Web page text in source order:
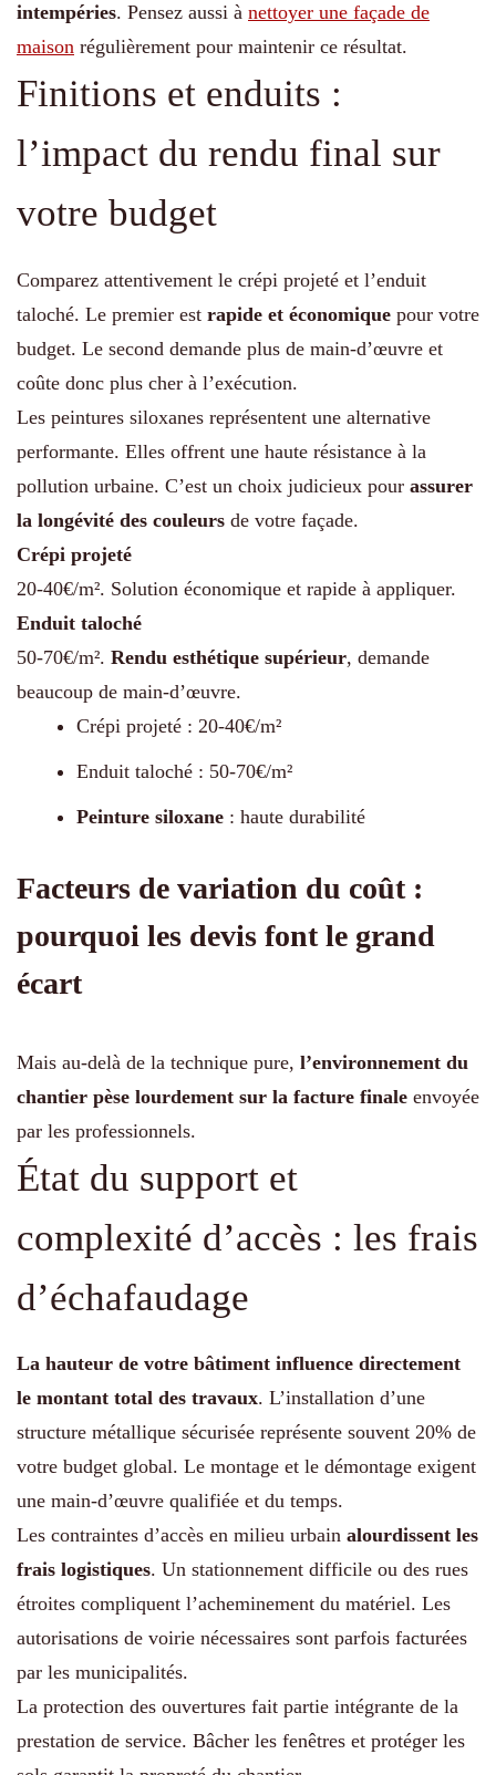
intempéries. Pensez aussi à nettoyer une façade de
maison régulièrement pour maintenir ce résultat.
Finitions et enduits :
l’impact du rendu final sur
votre budget
Comparez attentivement le crépi projeté et l’enduit
taloché. Le premier est rapide et économique pour votre
budget. Le second demande plus de main-d’œuvre et
coûte donc plus cher à l’exécution.
Les peintures siloxanes représentent une alternative
performante. Elles offrent une haute résistance à la
pollution urbaine. C’est un choix judicieux pour assurer
la longévité des couleurs de votre façade.
Crépi projeté
20-40€/m². Solution économique et rapide à appliquer.
Enduit taloché
50-70€/m². Rendu esthétique supérieur, demande
beaucoup de main-d’œuvre.
Crépi projeté : 20-40€/m²
Enduit taloché : 50-70€/m²
Peinture siloxane : haute durabilité
Facteurs de variation du coût :
pourquoi les devis font le grand
écart
Mais au-delà de la technique pure, l’environnement du
chantier pèse lourdement sur la facture finale envoyée
par les professionnels.
État du support et
complexité d’accès : les frais
d’échafaudage
La hauteur de votre bâtiment influence directement
le montant total des travaux. L’installation d’une
structure métallique sécurisée représente souvent 20% de
votre budget global. Le montage et le démontage exigent
une main-d’œuvre qualifiée et du temps.
Les contraintes d’accès en milieu urbain alourdissent les
frais logistiques. Un stationnement difficile ou des rues
étroites compliquent l’acheminement du matériel. Les
autorisations de voirie nécessaires sont parfois facturées
par les municipalités.
La protection des ouvertures fait partie intégrante de la
prestation de service. Bâcher les fenêtres et protéger les